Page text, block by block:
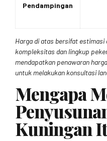
Pendampingan
Harga di atas bersifat estimasi
kompleksitas dan lingkup
mendapatkan penawaran
untuk melakukan konsultasi
Mengapa
Kuningan